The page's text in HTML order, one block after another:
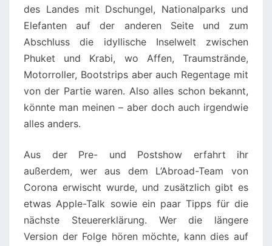
des Landes mit Dschungel, Nationalparks und
Elefanten auf der anderen Seite und zum
Abschluss die idyllische Inselwelt zwischen
Phuket und Krabi, wo Affen, Traumstrände,
Motorroller, Bootstrips aber auch Regentage mit
von der Partie waren. Also alles schon bekannt,
könnte man meinen – aber doch auch irgendwie
alles anders.
Aus der Pre- und Postshow erfahrt ihr
außerdem, wer aus dem L’Abroad-Team von
Corona erwischt wurde, und zusätzlich gibt es
etwas Apple-Talk sowie ein paar Tipps für die
nächste Steuererklärung. Wer die längere
Version der Folge hören möchte, kann dies auf